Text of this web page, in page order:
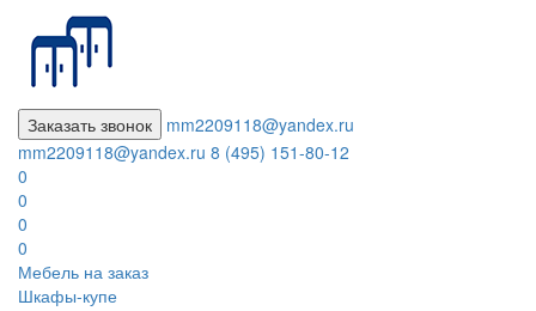
Заказать звонок
mm2209118@yandex.ru
mm2209118@yandex.ru 8 (495) 151-80-12
0
0
0
0
Мебель на заказ
Шкафы-купе